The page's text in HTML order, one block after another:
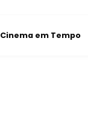
Cinema em Tempo